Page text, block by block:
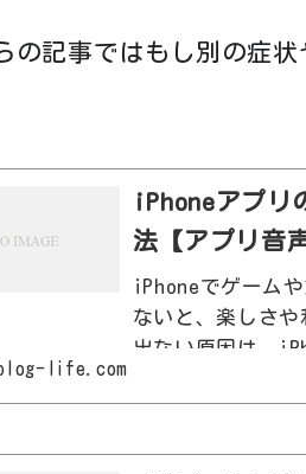
の記事ではもし別の症
iPhoneアプリ
法【アプリ音
iPhoneでゲーム
ないと、楽しさ
出ない原因は、
出ない原因と今
life.com